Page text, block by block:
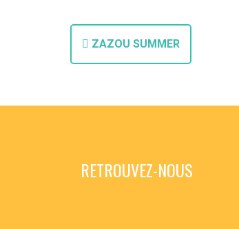
ZAZOU SUMMER
RETROUVEZ-NOUS